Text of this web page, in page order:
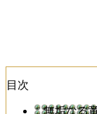
目次
無垢なる